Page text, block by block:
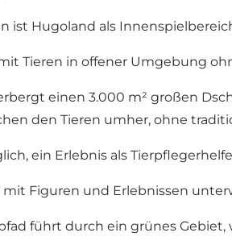
ist Hugoland als
Tieren in offener Umgebung
einen 3.000 m² großen
den Tieren umher, ohne
ein Erlebnis als
Figuren und Erlebnissen
führt durch ein grünes